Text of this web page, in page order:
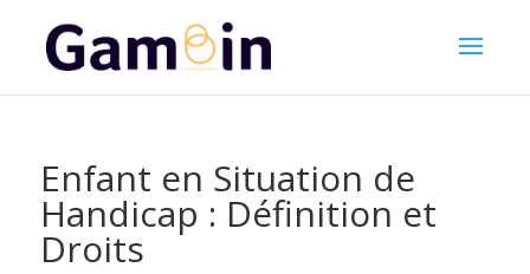
Enfant en Situation de
Handicap : Définition et
Droits